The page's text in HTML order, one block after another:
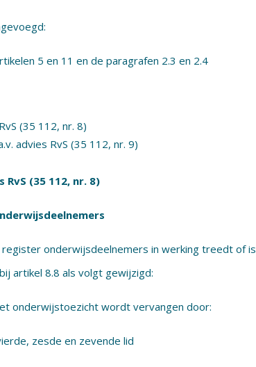
5 en 11 en de paragrafen 2.3 en 2.4
(35 112, nr. 8)
advies RvS (35 112, nr. 9)
(35 112, nr. 8)
onderwijsdeelnemers in werking treedt of is
artikel 8.8 als volgt gewijzigd:
onderwijstoezicht wordt vervangen door:
zesde en zevende lid